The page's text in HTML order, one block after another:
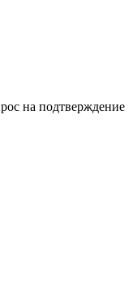
на подтверждение